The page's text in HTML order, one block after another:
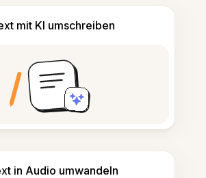
mit KI umschreiben
in Audio umwandeln